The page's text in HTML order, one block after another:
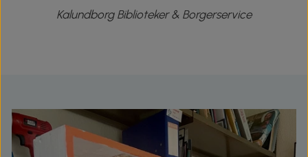
Kalundborg Biblioteker & Borgerservice